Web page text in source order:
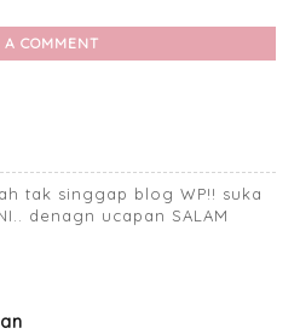
A COMMENT
tak singgap blog WP!! suka
denagn ucapan SALAM